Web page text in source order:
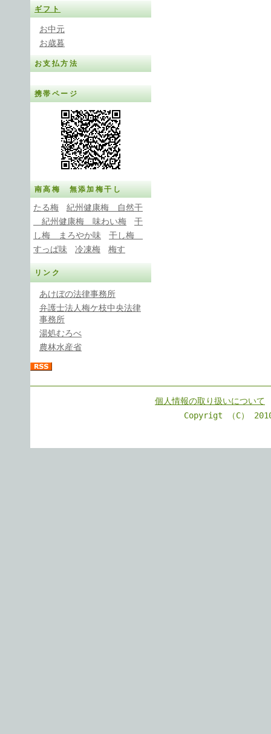
ギフト
お中元
お歳暮
お支払方法
携帯ページ
南高梅 無添加梅干し
たる梅
紀州健康梅 自然干
紀州健康梅 味わい梅
干
し梅 まろやか味
干し梅
すっぱ味
冷凍梅 梅す
リンク
あけぼの法律事務所
弁護士法人梅ケ枝中央法律
事務所
湯処むろべ
農林水産省
個人情報の取り扱いについて
Copyrigt （C）